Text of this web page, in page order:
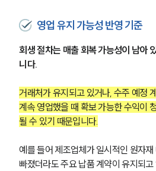
영업 유지 가능성 반영 기준
회생 절차는 매출 회복 가능성이 남아
니다.
거래처가 유지되고 있거나, 수주 예정
계속 영업했을 때 확보 가능한 수익이
될 수 있기 때문입니다.
예를 들어 제조업체가 일시적인 원자
빠졌더라도 주요 납품 계약이 유지되